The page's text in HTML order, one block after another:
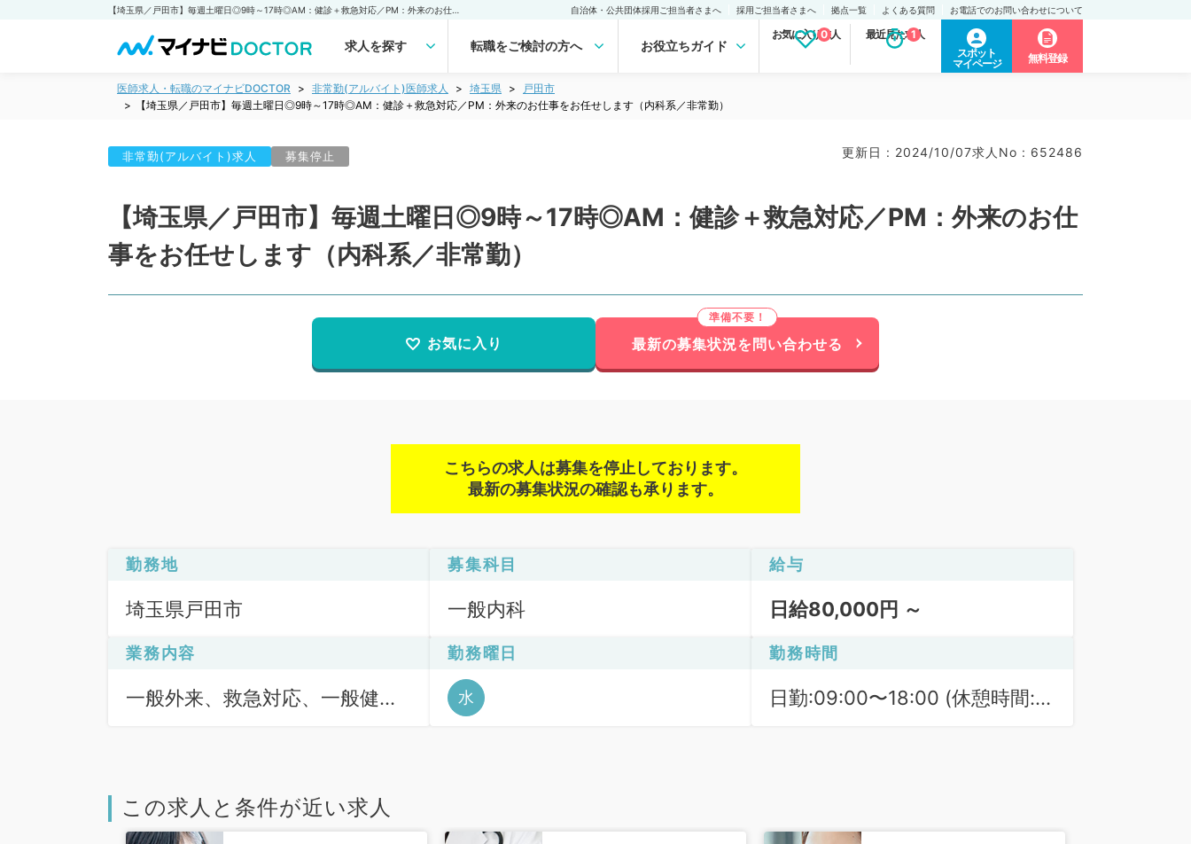
自治体・公共団体採用ご担当者さまへ 採用ご担当者さまへ 拠点一覧 よくある質問 お電話でのお問い合わせについて
求人を探す 転職をご検討の方へ お役立ちガイド
お気に入り求人
0 最近見た求人
1
スポット
マイページ
無料登録
医師求人・転職のマイナビDOCTOR 非常勤(アルバイト)医師求人 埼玉県
戸田市
【埼玉県／戸田市】毎週土曜日◎9時～17時◎AM：健診＋救急対応／PM：外来のお仕事をお任せします（内科系／非常勤）
非常勤(アルバイト)求人 募集停止 更新日 : 2024/10/07求人No : 652486
【埼玉県／戸田市】毎週土曜日◎9時～17時◎AM：健診＋救急対応／PM：外来のお仕
事をお任せします（内科系／非常勤）
お気に入り 最新の募集状況を問い合わせる
こちらの求人は募集を停止しております。
最新の募集状況の確認も承ります。
勤務地
埼玉県戸田市
募集科目
一般内科
給与
日給80,000円 ～
業務内容
一般外来、救急対応、一般健
勤務曜日
水
勤務時間
日勤:09:00〜18:00 (休憩時間:
この求人と条件が近い求人